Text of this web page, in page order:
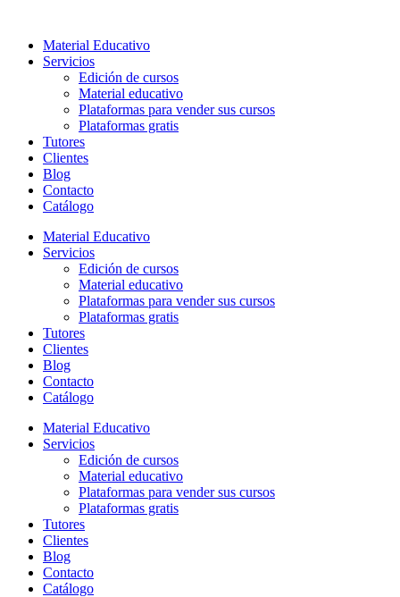
contenidoMaterial Educativo
Servicios
Edición de cursos
Material educativo
Plataformas para vender sus cursos
Plataformas gratis
Tutores
Clientes
Blog
Contacto
Catálogo
Material Educativo
Servicios
Edición de cursos
Material educativo
Plataformas para vender sus cursos
Plataformas gratis
Tutores
Clientes
Blog
Contacto
Catálogo
Material Educativo
Servicios
Edición de cursos
Material educativo
Plataformas para vender sus cursos
Plataformas gratis
Tutores
Clientes
Blog
Contacto
Catálogo